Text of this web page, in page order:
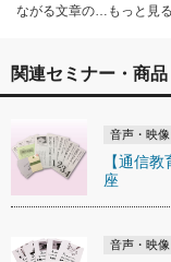
ながる文章の…もっと見る
関連セミナー・商品
音声・映像
【通信
座
音声・映像